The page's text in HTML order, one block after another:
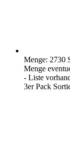
Menge: 2730
Menge
- Liste
3er Pack